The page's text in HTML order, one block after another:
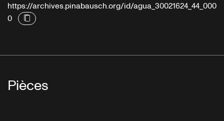
https://archives.pinabausch.org/id/agua_30021624_44_000
0
Pièces